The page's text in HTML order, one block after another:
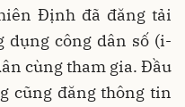
Định đã đăng tải
công dân số (i-
cùng tham gia. Đầu
cũng đăng thông tin